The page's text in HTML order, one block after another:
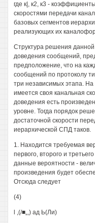
где к|, к2, к3 -
скоростями передачи
базовых сегментов
реализующих их
Структура решения данной
доведения сообщений,
предположение, что на
сообщений по протоколу
три независимых этапа. На
имеется своя канальная
доведения есть
уровне. Тогда порядок
достаточной скорости
иерархической СПД таков.
1. Находится требуемая
первого, второго и
данные вероятности -
произведения будет
Отсюда следует
(4)
l ,(/■„,) ад Ь(Ли)